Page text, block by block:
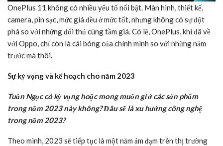
OnePlus 11 không có nhiều yếu tố nổi bật. Màn hình, thiết kế,
camera, pin sạc, mức giá đều ở mức tốt, nhưng không có sự đột
phá so với những đối thủ cùng tầm giá. Có lẽ, OnePlus, khi đã về
với Oppo, chỉ còn là cái bóng của chính mình so với những năm
trước mà thôi.
Sự kỳ vọng và kế hoạch cho năm 2023
Tuấn Ngọc có kỳ vọng hoặc mong muốn gì ở các sản phẩm
trong năm 2023 này không? Đâu sẽ là xu hướng công nghệ
trong năm 2023?
Theo mình, 2023 sẽ tiếp tục là một năm ảm đạm trên thị trường